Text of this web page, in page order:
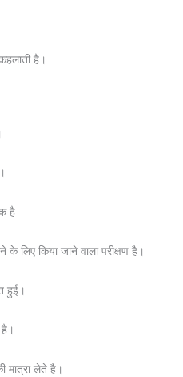
है।
है
लिए किया जाने वाला परीक्षण है।
हुई।
मात्रा लेते है।